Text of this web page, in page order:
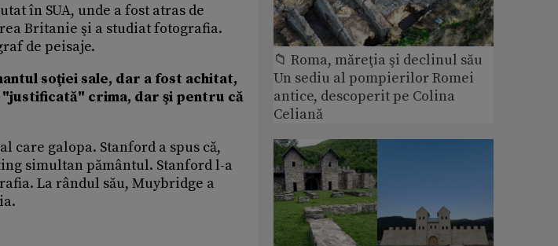
în SUA, unde a fost atras de
Britanie şi a studiat fotografia.
de peisaje.
soţiei sale, dar a fost achitat,
crima, dar şi pentru că
care galopa. Stanford a spus că,
simultan pământul. Stanford l-a
La rândul său, Muybridge a
📁 Roma, măreţia şi declinul său
Un sediu al pompierilor Romei
antice, descoperit pe Colina
Celiană